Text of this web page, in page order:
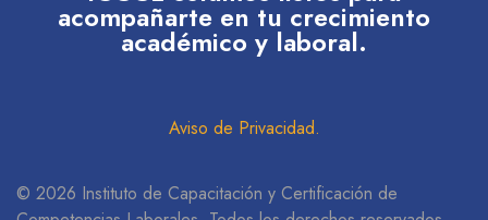
acompañarte en tu crecimiento
académico y laboral.
Aviso de Privacidad.
© 2026 Instituto de Capacitación y Certificación de